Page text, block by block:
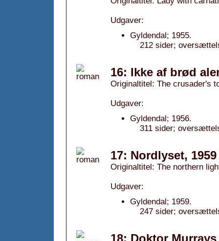
Udgaver:
Gyldendal; 1955.
212 sider;
16: Ikke af brød
Originaltitel: The crusader's
Udgaver:
Gyldendal; 1956.
311 sider;
17: Nordlyset, 1959
Originaltitel: The northern
Udgaver:
Gyldendal; 1959.
247 sider;
18: Doktor